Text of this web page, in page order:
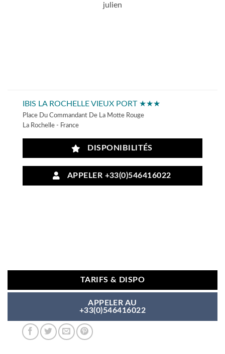
julien
IBIS LA ROCHELLE VIEUX PORT ★★★
Place Du Commandant De La Motte Rouge
La Rochelle - France
DISPONIBILITÉS
APPELER +33(0)546416022
TARIFS & DISPO
APPELER AU
+33(0)546416022